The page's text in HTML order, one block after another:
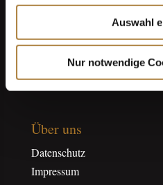
Auswahl
Nur notwendige
Über uns
Datenschutz
Impressum